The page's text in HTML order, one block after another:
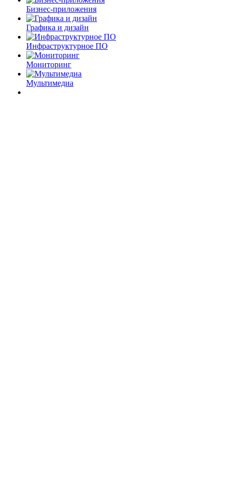
Бизнес-приложения
Графика и дизайн
Инфраструктурное ПО
Мониторинг
Мультимедиа